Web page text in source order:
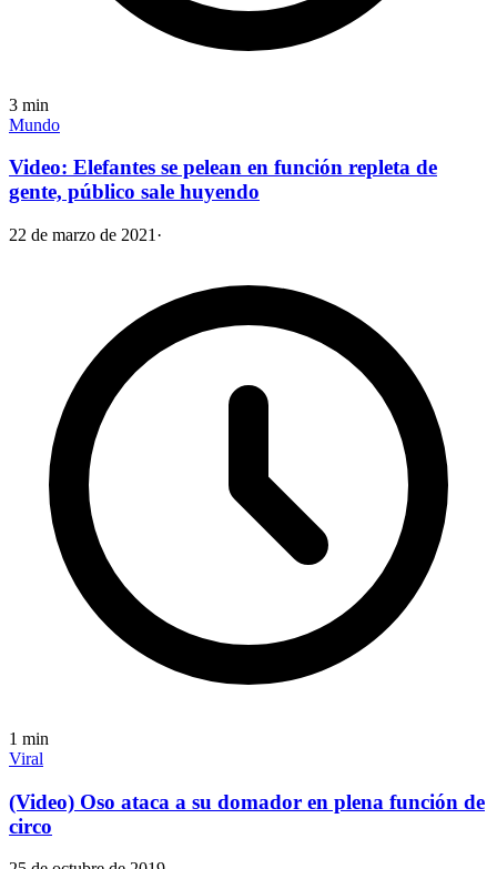
3 min
Mundo
Video: Elefantes se pelean en función repleta de
gente, público sale huyendo
22 de marzo de 2021 ·
1 min
Viral
(Video) Oso ataca a su domador en plena función de
circo